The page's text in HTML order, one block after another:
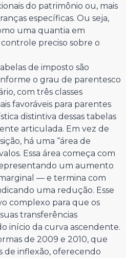
do patrimônio ou, mais
específicas. Ou seja,
uma quantia em
preciso sobre o
de imposto são
o grau de parentesco
com três classes
favoráveis para parentes
distintiva dessas tabelas
articulada. Em vez de
há uma “área de
Essa área começa com
um aumento
— e termina com
uma redução. Esse
complexo para que os
transferências
início da curva ascendente.
de 2009 e 2010, que
de inflexão, oferecendo